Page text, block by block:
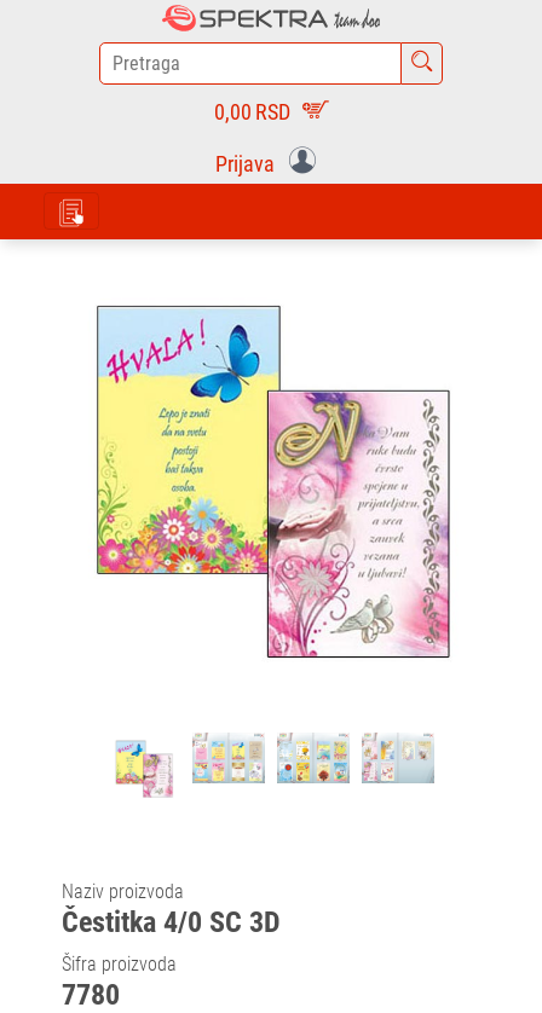
0,00 RSD
Prijava
Naziv proizvoda
Čestitka 4/0 SC 3D
Šifra proizvoda
7780